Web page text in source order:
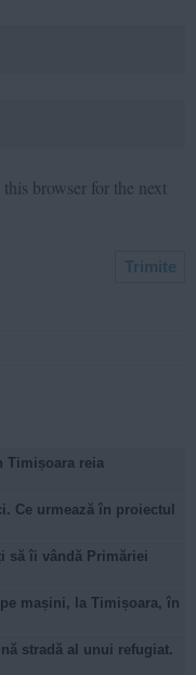
browser for the next
Timișoara reia
Ce urmează în proiectul
să îi vândă Primăriei
mașini, la Timișoara, în
stradă al unui refugiat.